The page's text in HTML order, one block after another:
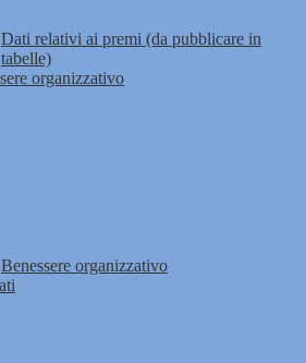
Dati relativi ai premi (da pubblicare in
tabelle)
organizzativo
Benessere organizzativo